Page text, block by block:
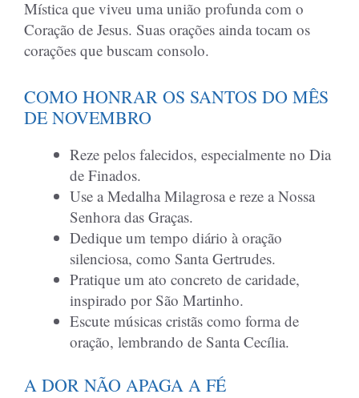
Mística que viveu uma união profunda com o
Coração de Jesus. Suas orações ainda tocam os
corações que buscam consolo.
COMO HONRAR OS SANTOS DO MÊS
DE NOVEMBRO
Reze pelos falecidos, especialmente no Dia
de Finados.
Use a Medalha Milagrosa e reze a Nossa
Senhora das Graças.
Dedique um tempo diário à oração
silenciosa, como Santa Gertrudes.
Pratique um ato concreto de caridade,
inspirado por São Martinho.
Escute músicas cristãs como forma de
oração, lembrando de Santa Cecília.
A DOR NÃO APAGA A FÉ